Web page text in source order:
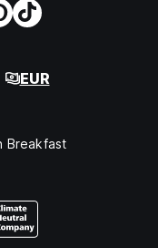
EUR
Breakfast